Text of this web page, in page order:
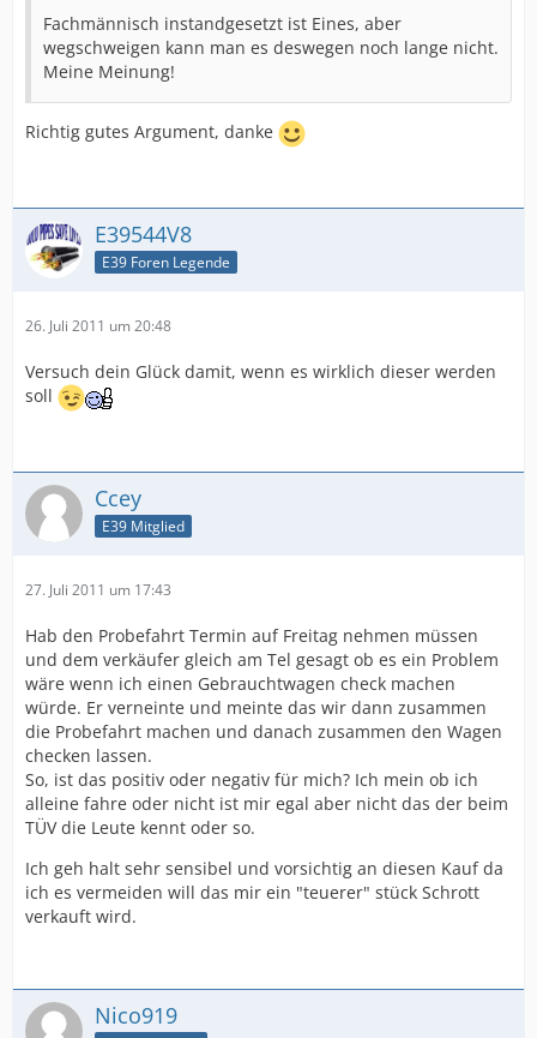
Fachmännisch instandgesetzt ist Eines, aber
wegschweigen kann man es deswegen noch lange nicht.
Meine Meinung!
Richtig gutes Argument, danke
E39544V8
E39 Foren Legende
26. Juli 2011 um 20:48
Versuch dein Glück damit, wenn es wirklich dieser werden
soll
Ccey
E39 Mitglied
27. Juli 2011 um 17:43
Hab den Probefahrt Termin auf Freitag nehmen müssen
und dem verkäufer gleich am Tel gesagt ob es ein Problem
wäre wenn ich einen Gebrauchtwagen check machen
würde. Er verneinte und meinte das wir dann zusammen
die Probefahrt machen und danach zusammen den Wagen
checken lassen.
So, ist das positiv oder negativ für mich? Ich mein ob ich
alleine fahre oder nicht ist mir egal aber nicht das der beim
TÜV die Leute kennt oder so.
Ich geh halt sehr sensibel und vorsichtig an diesen Kauf da
ich es vermeiden will das mir ein "teuerer" stück Schrott
verkauft wird.
Nico919